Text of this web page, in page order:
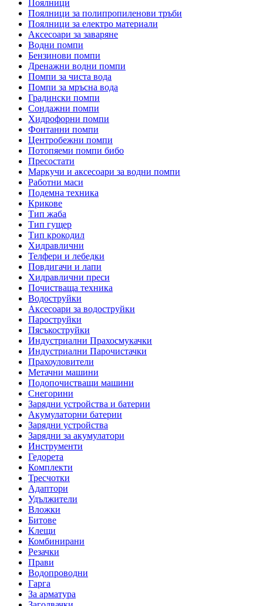
Поялници
Поялници за полипропиленови тръби
Поялници за електро материали
Аксесоари за заваряне
Водни помпи
Бензинови помпи
Дренажни водни помпи
Помпи за чиста вода
Помпи за мръсна вода
Градински помпи
Сондажни помпи
Хидрофорни помпи
Фонтанни помпи
Центробежни помпи
Потопяеми помпи бибо
Пресостати
Маркучи и аксесоари за водни помпи
Работни маси
Подемна техника
Крикове
Тип жаба
Тип гущер
Тип крокодил
Хидравлични
Телфери и лебедки
Повдигачи и лапи
Хидравлични преси
Почистваща техника
Водоструйки
Аксесоари за водоструйки
Пароструйки
Пясъкоструйки
Индустриални Прахосмукачки
Индустриални Парочистачки
Прахоуловители
Метачни машини
Подопочистващи машини
Снегорини
Зарядни устройства и батерии
Акумулаторни батерии
Зарядни устройства
Зарядни за акумулатори
Инструменти
Гедорета
Комплекти
Тресчотки
Адаптори
Удължители
Вложки
Битове
Клещи
Комбинирани
Резачки
Прави
Водопроводни
Гарга
За арматура